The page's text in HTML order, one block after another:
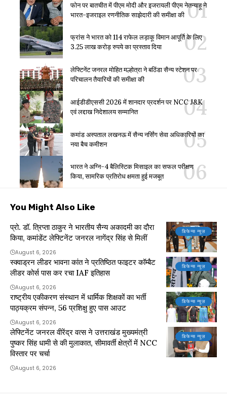
फोन पर बातचीत में पीएम मोदी और इजरायली पीएम नेतन्याहू ने
भारत-इजराइल रणनीतिक साझेदारी की समीक्षा की
फ्रांस ने भारत को 114 राफेल लड़ाकू विमान आपूर्ति के लिए
3.25 लाख करोड़ रुपये का प्रस्ताव दिया
लेफ्टिनेंट जनरल मोहित मल्होत्रा ने बठिंडा सैन्य स्टेशन पर
परिचालन तैयारियों की समीक्षा की
आईडीडीएससी 2026 में शानदार प्रदर्शन पर NCC J&K
एवं लद्दाख निदेशालय सम्मानित
कमांड अस्पताल लखनऊ में सैन्य नर्सिंग सेवा अधिकारियों का
नया बैच कमीशन
भारत ने अग्नि-4 बैलिस्टिक मिसाइल का सफल परीक्षण
किया, सामरिक प्रतिरोध क्षमता हुई मजबूत
You Might Also Like
डिफेन्स न्यूज़
प्रो. डॉ. त्रिप्ता ठाकुर ने भारतीय सैन्य अकादमी का दौरा
किया, कमांडेंट लेफ्टिनेंट जनरल नागेंद्र सिंह से मिलीं
August 6, 2026
डिफेन्स न्यूज़
स्क्वाड्रन लीडर भावना कांत ने प्रतिष्ठित फाइटर कॉम्बैट
लीडर कोर्स पास कर रचा IAF इतिहास
August 6, 2026
डिफेन्स न्यूज़
राष्ट्रीय एकीकरण संस्थान में धार्मिक शिक्षकों का भर्ती
पाठ्यक्रम संपन्न, 56 प्रशिक्षु हुए पास आउट
August 6, 2026
डिफेन्स न्यूज़
लेफ्टिनेंट जनरल वीरेंद्र वत्स ने उत्तराखंड मुख्यमंत्री
पुष्कर सिंह धामी से की मुलाकात, सीमावर्ती क्षेत्रों में NCC
विस्तार पर चर्चा
August 6, 2026